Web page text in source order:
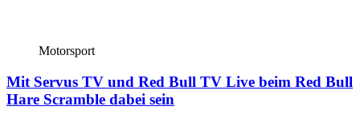
Motorsport
Mit Servus TV und Red Bull TV Live beim Red Bull
Hare Scramble dabei sein